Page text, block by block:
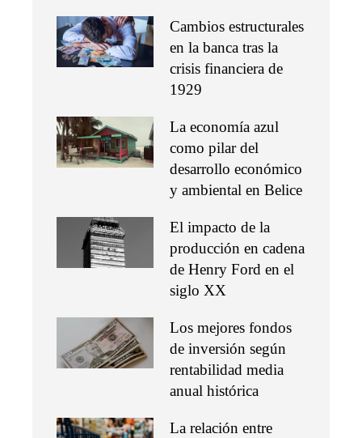
Cambios estructurales
en la banca tras la
crisis financiera de
1929
La economía azul
como pilar del
desarrollo económico
y ambiental en Belice
El impacto de la
producción en cadena
de Henry Ford en el
siglo XX
Los mejores fondos
de inversión según
rentabilidad media
anual histórica
La relación entre